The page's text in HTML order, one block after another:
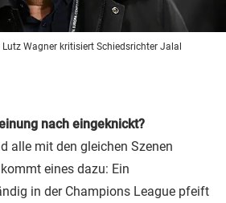
Wagner kritisiert Schiedsrichter Jalal
nach eingeknickt?
alle mit den gleichen Szenen
eines dazu: Ein
in der Champions League pfeift